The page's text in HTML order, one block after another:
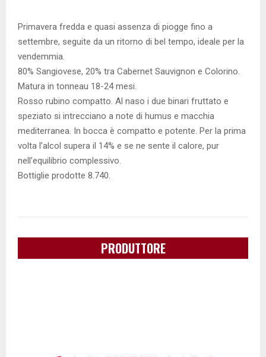
Primavera fredda e quasi assenza di piogge fino a
settembre, seguite da un ritorno di bel tempo, ideale per la
vendemmia.
80% Sangiovese, 20% tra Cabernet Sauvignon e Colorino.
Matura in tonneau 18-24 mesi.
Rosso rubino compatto. Al naso i due binari fruttato e
speziato si intrecciano a note di humus e macchia
mediterranea. In bocca è compatto e potente. Per la prima
volta l’alcol supera il 14% e se ne sente il calore, pur
nell’equilibrio complessivo.
Bottiglie prodotte 8.740.
PRODUTTORE